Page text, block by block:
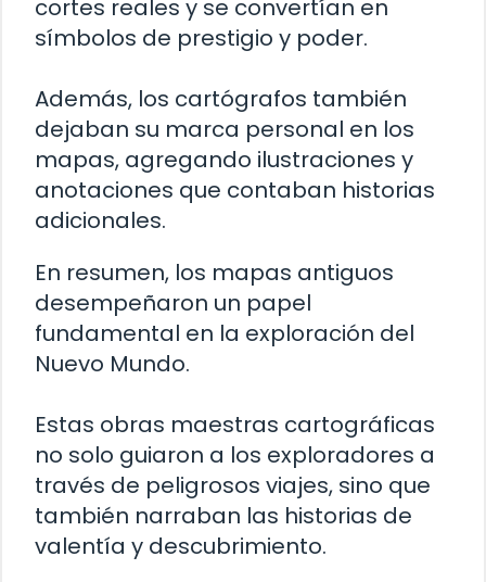
cortes reales y se convertían en
símbolos de prestigio y poder.
Además, los cartógrafos también
dejaban su marca personal en los
mapas, agregando ilustraciones y
anotaciones que contaban historias
adicionales.
En resumen, los mapas antiguos
desempeñaron un papel
fundamental en la exploración del
Nuevo Mundo.
Estas obras maestras cartográficas
no solo guiaron a los exploradores a
través de peligrosos viajes, sino que
también narraban las historias de
valentía y descubrimiento.